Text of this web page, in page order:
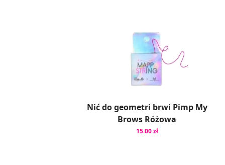
Nić do geometri brwi Pimp My
Brows Różowa
15.00 zł